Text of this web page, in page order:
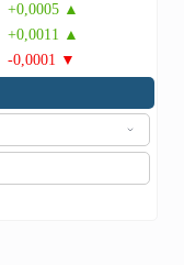
+0,0005 ▲
+0,0011 ▲
-0,0001 ▼